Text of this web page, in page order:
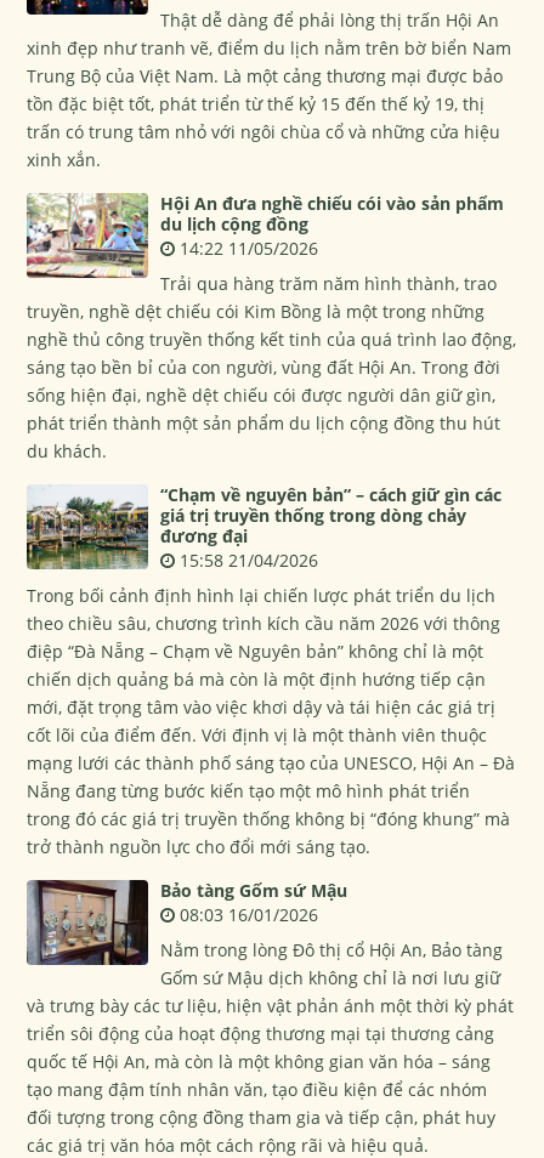
Thật dễ dàng để phải lòng thị trấn Hội An
xinh đẹp như tranh vẽ, điểm du lịch nằm trên bờ biển Nam
Trung Bộ của Việt Nam. Là một cảng thương mại được bảo
tồn đặc biệt tốt, phát triển từ thế kỷ 15 đến thế kỷ 19, thị
trấn có trung tâm nhỏ với ngôi chùa cổ và những cửa hiệu
xinh xắn.
Hội An đưa nghề chiếu cói vào sản phẩm
du lịch cộng đồng
14:22 11/05/2026
Trải qua hàng trăm năm hình thành, trao
truyền, nghề dệt chiếu cói Kim Bồng là một trong những
nghề thủ công truyền thống kết tinh của quá trình lao động,
sáng tạo bền bỉ của con người, vùng đất Hội An. Trong đời
sống hiện đại, nghề dệt chiếu cói được người dân giữ gìn,
phát triển thành một sản phẩm du lịch cộng đồng thu hút
du khách.
“Chạm về nguyên bản” – cách giữ gìn các
giá trị truyền thống trong dòng chảy
đương đại
15:58 21/04/2026
Trong bối cảnh định hình lại chiến lược phát triển du lịch
theo chiều sâu, chương trình kích cầu năm 2026 với thông
điệp “Đà Nẵng – Chạm về Nguyên bản” không chỉ là một
chiến dịch quảng bá mà còn là một định hướng tiếp cận
mới, đặt trọng tâm vào việc khơi dậy và tái hiện các giá trị
cốt lõi của điểm đến. Với định vị là một thành viên thuộc
mạng lưới các thành phố sáng tạo của UNESCO, Hội An – Đà
Nẵng đang từng bước kiến tạo một mô hình phát triển
trong đó các giá trị truyền thống không bị “đóng khung” mà
trở thành nguồn lực cho đổi mới sáng tạo.
Bảo tàng Gốm sứ Mậu
08:03 16/01/2026
Nằm trong lòng Đô thị cổ Hội An, Bảo tàng
Gốm sứ Mậu dịch không chỉ là nơi lưu giữ
và trưng bày các tư liệu, hiện vật phản ánh một thời kỳ phát
triển sôi động của hoạt động thương mại tại thương cảng
quốc tế Hội An, mà còn là một không gian văn hóa – sáng
tạo mang đậm tính nhân văn, tạo điều kiện để các nhóm
đối tượng trong cộng đồng tham gia và tiếp cận, phát huy
các giá trị văn hóa một cách rộng rãi và hiệu quả.